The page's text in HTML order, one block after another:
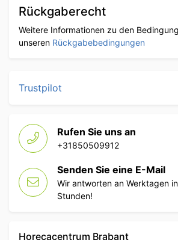
Rückgaberecht
Weitere Informationen zu den
unseren Rückgabebedingungen
Trustpilot
Rufen Sie uns an
+31850509912
Senden Sie eine E-Mail
Wir antworten an Werktagen
Stunden!
Horecacentrum Brabant